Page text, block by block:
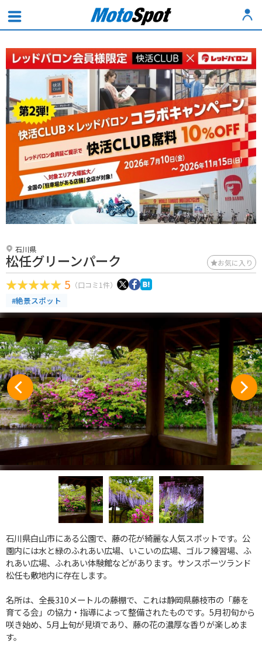
石川県
松任グリーンパーク お気に入り
5 （口コミ1件）
#絶景スポット
石川県白山市にある公園で、藤の花が綺麗な人気スポットです。公
園内には水と緑のふれあい広場、いこいの広場、ゴルフ練習場、ふ
れあい広場、ふれあい体験館などがあります。サンスポーツランド
松任も敷地内に存在します。
名所は、全長310メートルの藤棚で、これは静岡県藤枝市の「藤を
育てる会」の協力・指導によって整備されたものです。5月初旬から
咲き始め、5月上旬が見頃であり、藤の花の濃厚な香りが楽しめま
す。